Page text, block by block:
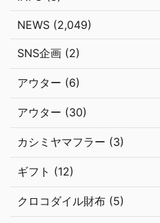
NEWS (2,049)
SNS企画 (2)
アウター (6)
アウター (30)
カシミヤマフラー (3)
ギフト (12)
クロコダイル財布 (5)